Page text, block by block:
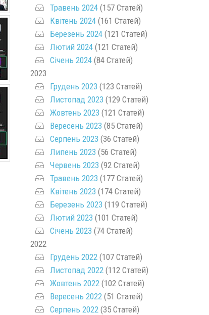
Травень 2024(157 Статей)
Квітень 2024(161 Статей)
Березень 2024(121 Статей)
Лютий 2024(121 Статей)
Січень 2024(84 Статей)
2023
Грудень 2023 (123 Статей)
Листопад 2023 (129 Статей)
Жовтень 2023 (121 Статей)
Вересень 2023 (85 Статей)
Серпень 2023 (36 Статей)
Липень 2023 (56 Статей)
Червень 2023 (92 Статей)
Травень 2023 (177 Статей)
Квітень 2023 (174 Статей)
Березень 2023 (119 Статей)
Лютий 2023 (101 Статей)
Січень 2023 (74 Статей)
2022
Грудень 2022(107 Статей)
Листопад 2022(112 Статей)
Жовтень 2022(102 Статей)
Вересень 2022(51 Статей)
Серпень 2022(35 Статей)